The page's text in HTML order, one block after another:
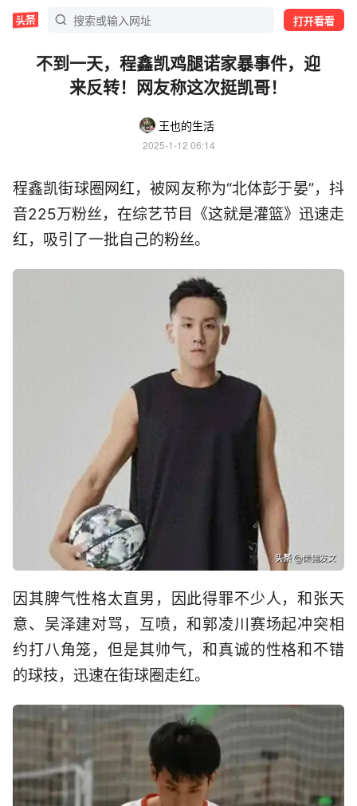
打开看看
不到一天，程鑫凯鸡腿诺家暴事件，迎
来反转！网友称这次挺凯哥！
王也的生活
2025-1-12 06:14
程鑫凯街球圈网红，被网友称为“北体彭于晏”，抖
音225万粉丝，在综艺节目《这就是灌篮》迅速走
红，吸引了一批自己的粉丝。
因其脾气性格太直男，因此得罪不少人，和张天
意、吴泽建对骂，互喷，和郭凌川赛场起冲突相
约打八角笼，但是其帅气，和真诚的性格和不错
的球技，迅速在街球圈走红。